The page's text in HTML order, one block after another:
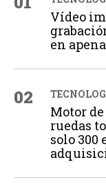
Vídeo
en
02
Motor
ruedas
solo 300